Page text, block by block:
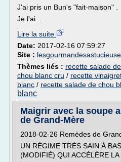
J'ai pris un Bun's "fait-maison" .
Je l'ai...
Lire la suite
Date: 2017-02-16 07:59:27
Site :
Thèmes liés : recette salade
chou blanc cru / recette
blanc / recette salade de chou
blanc
Maigrir avec la soupe
de Grand-Mère
2018-02-26 Remèdes de
UN RÉGIME TRÈS SAIN À
(MODIFIÉ) QUI ACCÉLÈRE LA